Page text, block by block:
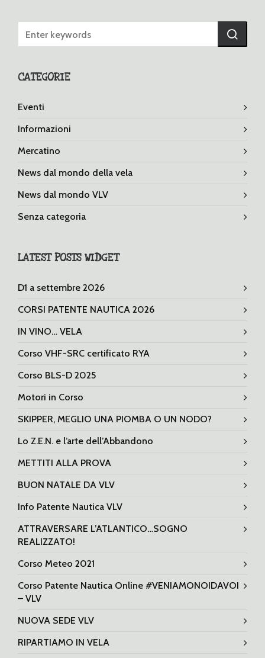
CATEGORIE
Eventi
Informazioni
Mercatino
News dal mondo della vela
News dal mondo VLV
Senza categoria
LATEST POSTS WIDGET
D1 a settembre 2026
CORSI PATENTE NAUTICA 2026
IN VINO… VELA
Corso VHF-SRC certificato RYA
Corso BLS-D 2025
Motori in Corso
SKIPPER, MEGLIO UNA PIOMBA O UN NODO?
Lo Z.E.N. e l’arte dell’Abbandono
METTITI ALLA PROVA
BUON NATALE DA VLV
Info Patente Nautica VLV
ATTRAVERSARE L’ATLANTICO…SOGNO
REALIZZATO!
Corso Meteo 2021
Corso Patente Nautica Online #VENIAMONOIDAVOI
– VLV
NUOVA SEDE VLV
RIPARTIAMO IN VELA